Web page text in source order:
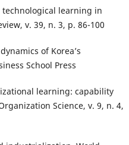
technological learning in
v. 39, n. 3, p. 86-100
of Korea’s
School Press
learning: capability
Science, v. 9, n. 4,